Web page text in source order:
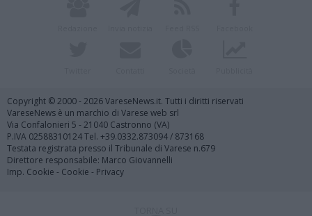
Copyright © 2000 - 2026 VareseNews.it. Tutti i diritti riservati
VareseNews è un marchio di Varese web srl
Via Confalonieri 5 - 21040 Castronno (VA)
P.IVA 02588310124 Tel. +39.0332.873094 / 873168
Testata registrata presso il Tribunale di Varese n.679
Direttore responsabile: Marco Giovannelli
Imp. Cookie - Cookie - Privacy